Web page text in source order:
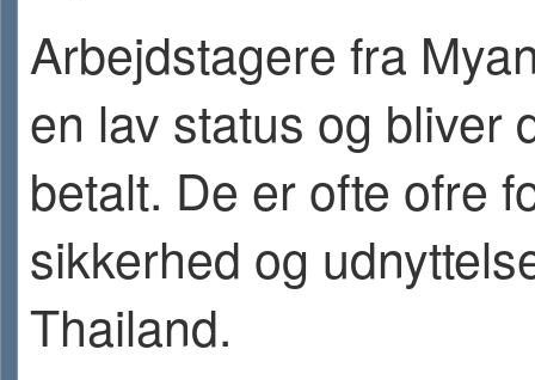
Arbejdstagere fra
en lav status og bliver
betalt. De er ofte ofre
sikkerhed og
Thailand.